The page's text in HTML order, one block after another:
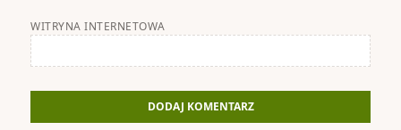
WITRYNA INTERNETOWA